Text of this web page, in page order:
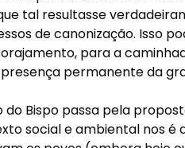
tal resultasse
de canonização. Isso
para a
permanente da
do Bispo passa pela
social e ambiental nos